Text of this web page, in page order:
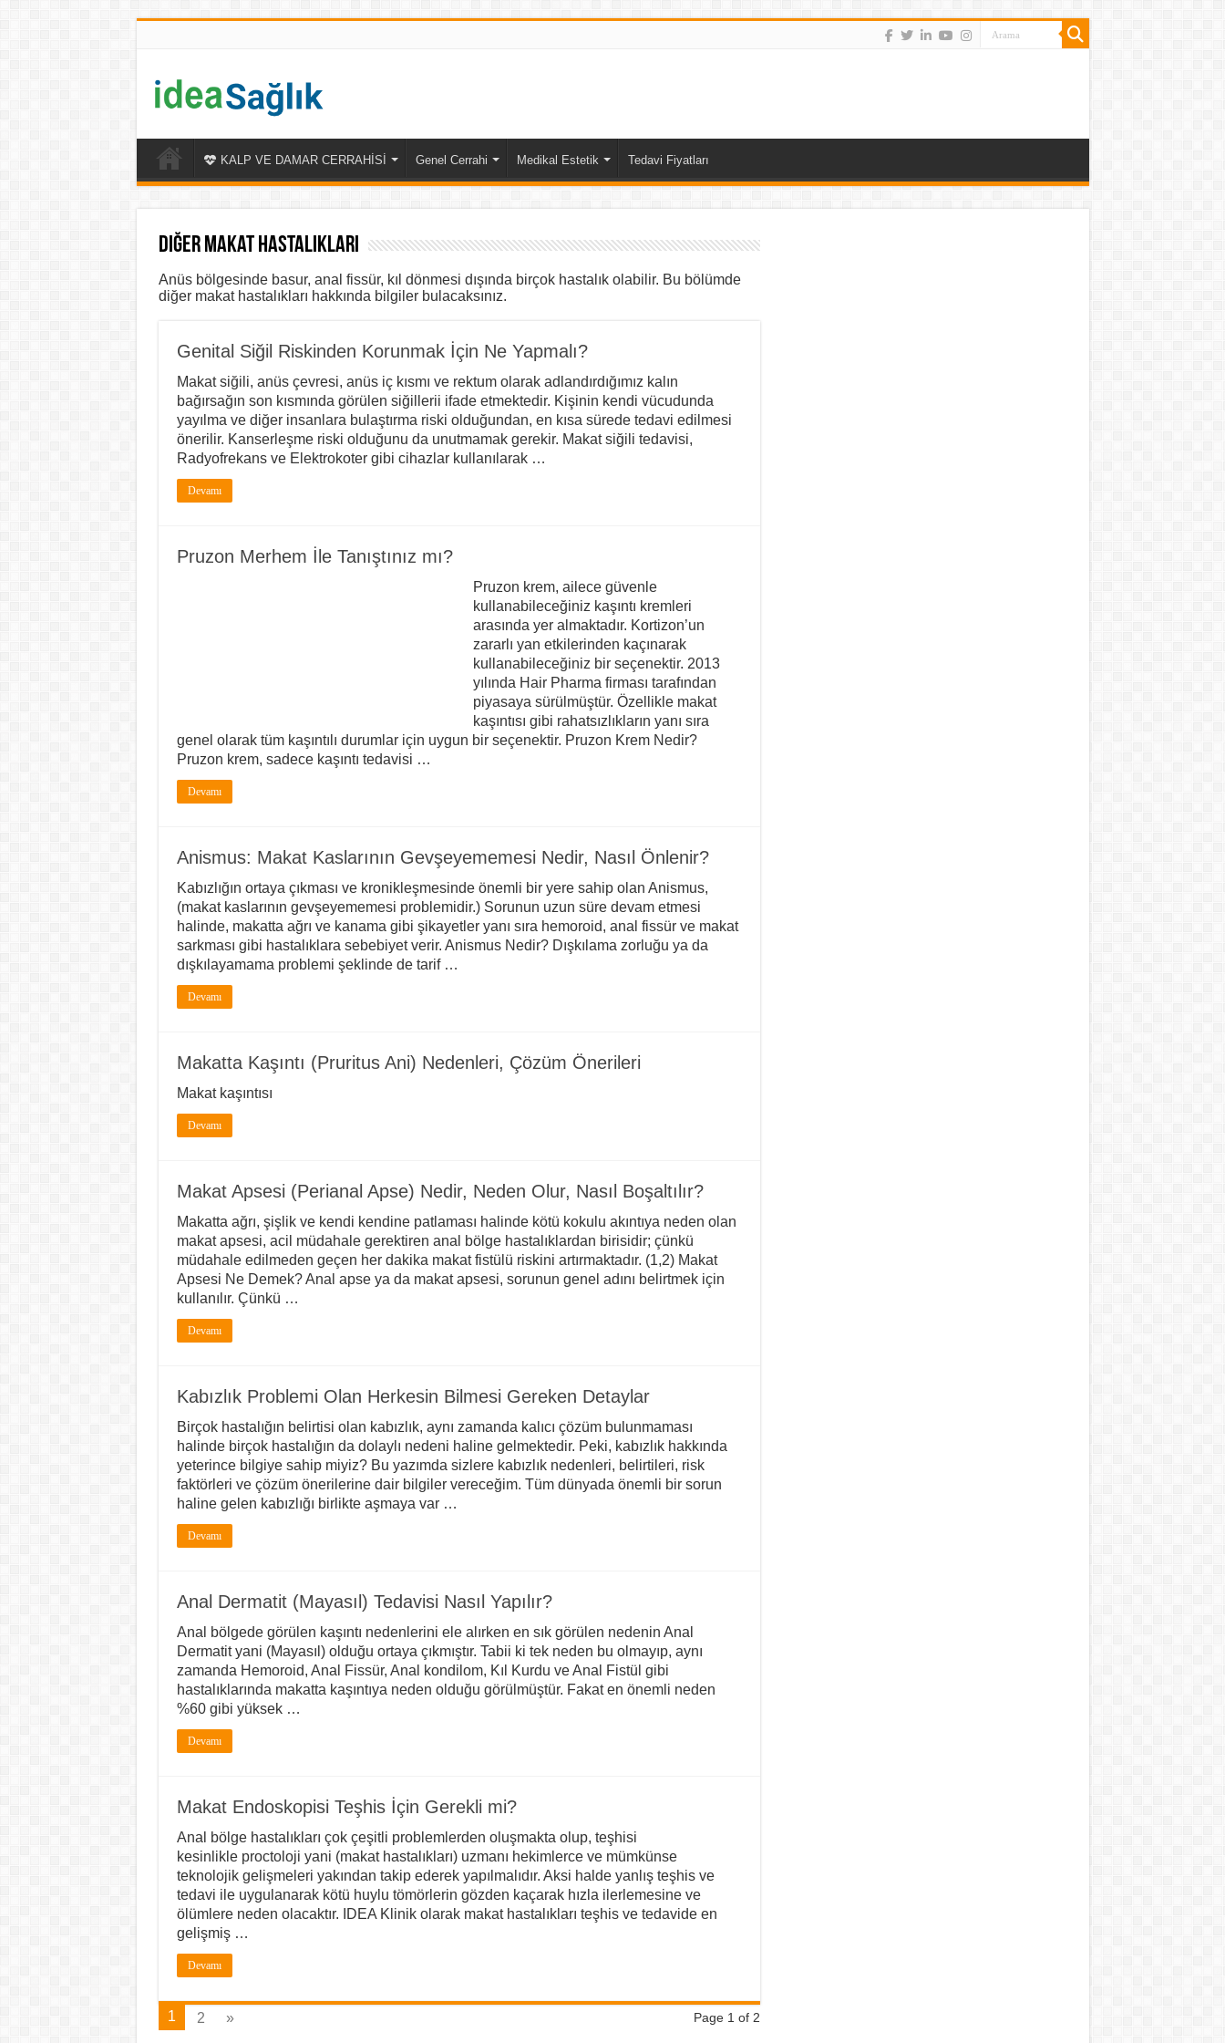
KALP VE DAMAR CERRAHİSİ Genel Cerrahi Medikal Estetik Tedavi Fiyatları
Diğer Makat Hastalıkları
Anüs bölgesinde basur, anal fissür, kıl dönmesi dışında birçok hastalık olabilir. Bu bölümde
diğer makat hastalıkları hakkında bilgiler bulacaksınız.
Genital Siğil Riskinden Korunmak İçin Ne Yapmalı?
Makat siğili, anüs çevresi, anüs iç kısmı ve rektum olarak adlandırdığımız kalın
bağırsağın son kısmında görülen siğillerii ifade etmektedir. Kişinin kendi vücudunda
yayılma ve diğer insanlara bulaştırma riski olduğundan, en kısa sürede tedavi edilmesi
önerilir. Kanserleşme riski olduğunu da unutmamak gerekir. Makat siğili tedavisi,
Radyofrekans ve Elektrokoter gibi cihazlar kullanılarak …
Devamı
Pruzon Merhem İle Tanıştınız mı?
Pruzon krem, ailece güvenle
kullanabileceğiniz kaşıntı kremleri
arasında yer almaktadır. Kortizon’un
zararlı yan etkilerinden kaçınarak
kullanabileceğiniz bir seçenektir. 2013
yılında Hair Pharma firması tarafından
piyasaya sürülmüştür. Özellikle makat
kaşıntısı gibi rahatsızlıkların yanı sıra
genel olarak tüm kaşıntılı durumlar için uygun bir seçenektir. Pruzon Krem Nedir?
Pruzon krem, sadece kaşıntı tedavisi …
Devamı
Anismus: Makat Kaslarının Gevşeyememesi Nedir, Nasıl Önlenir?
Kabızlığın ortaya çıkması ve kronikleşmesinde önemli bir yere sahip olan Anismus,
(makat kaslarının gevşeyememesi problemidir.) Sorunun uzun süre devam etmesi
halinde, makatta ağrı ve kanama gibi şikayetler yanı sıra hemoroid, anal fissür ve makat
sarkması gibi hastalıklara sebebiyet verir. Anismus Nedir? Dışkılama zorluğu ya da
dışkılayamama problemi şeklinde de tarif …
Devamı
Makatta Kaşıntı (Pruritus Ani) Nedenleri, Çözüm Önerileri
Makat kaşıntısı
Devamı
Makat Apsesi (Perianal Apse) Nedir, Neden Olur, Nasıl Boşaltılır?
Makatta ağrı, şişlik ve kendi kendine patlaması halinde kötü kokulu akıntıya neden olan
makat apsesi, acil müdahale gerektiren anal bölge hastalıklardan birisidir; çünkü
müdahale edilmeden geçen her dakika makat fistülü riskini artırmaktadır. (1,2) Makat
Apsesi Ne Demek? Anal apse ya da makat apsesi, sorunun genel adını belirtmek için
kullanılır. Çünkü …
Devamı
Kabızlık Problemi Olan Herkesin Bilmesi Gereken Detaylar
Birçok hastalığın belirtisi olan kabızlık, aynı zamanda kalıcı çözüm bulunmaması
halinde birçok hastalığın da dolaylı nedeni haline gelmektedir. Peki, kabızlık hakkında
yeterince bilgiye sahip miyiz? Bu yazımda sizlere kabızlık nedenleri, belirtileri, risk
faktörleri ve çözüm önerilerine dair bilgiler vereceğim. Tüm dünyada önemli bir sorun
haline gelen kabızlığı birlikte aşmaya var …
Devamı
Anal Dermatit (Mayasıl) Tedavisi Nasıl Yapılır?
Anal bölgede görülen kaşıntı nedenlerini ele alırken en sık görülen nedenin Anal
Dermatit yani (Mayasıl) olduğu ortaya çıkmıştır. Tabii ki tek neden bu olmayıp, aynı
zamanda Hemoroid, Anal Fissür, Anal kondilom, Kıl Kurdu ve Anal Fistül gibi
hastalıklarında makatta kaşıntıya neden olduğu görülmüştür. Fakat en önemli neden
%60 gibi yüksek …
Devamı
Makat Endoskopisi Teşhis İçin Gerekli mi?
Anal bölge hastalıkları çok çeşitli problemlerden oluşmakta olup, teşhisi
kesinlikle proctoloji yani (makat hastalıkları) uzmanı hekimlerce ve mümkünse
teknolojik gelişmeleri yakından takip ederek yapılmalıdır. Aksi halde yanlış teşhis ve
tedavi ile uygulanarak kötü huylu tömörlerin gözden kaçarak hızla ilerlemesine ve
ölümlere neden olacaktır. IDEA Klinik olarak makat hastalıkları teşhis ve tedavide en
gelişmiş …
Devamı
Page 1 of 2
1 2 »